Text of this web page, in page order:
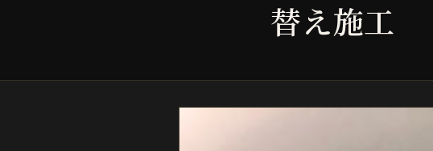
替え施工